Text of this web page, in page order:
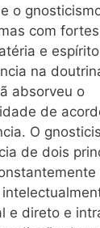
o
com
e
na
absorveu o
de
O
de dois
e direto e